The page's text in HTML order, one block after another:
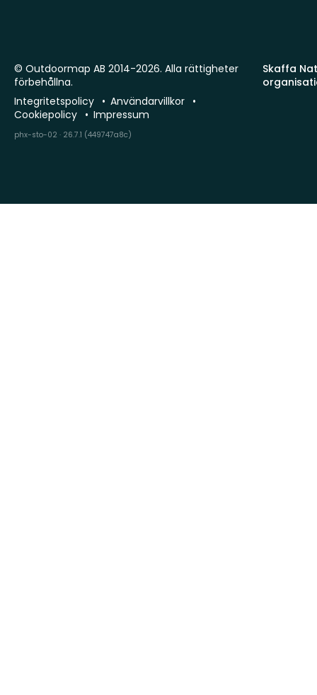
Skaffa
© Outdoormap AB 2014-2026. Alla rättigheter
förbehållna.
Integritetspolicy
Användarvillkor
Cookiepolicy
Impressum
phx-sto-02 · 26.7.1 (449747a8c)